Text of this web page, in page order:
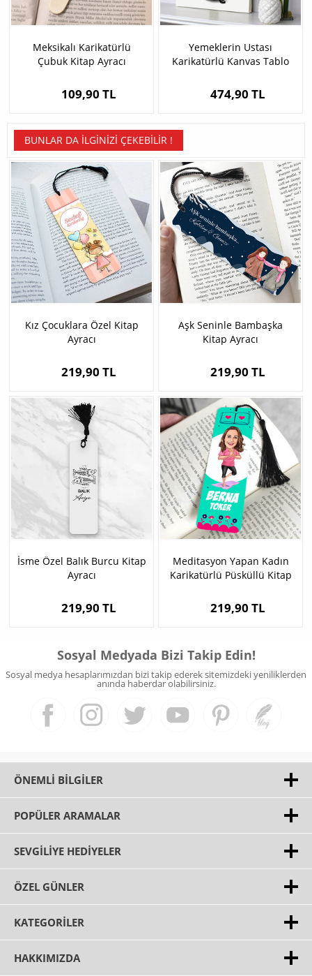
Meksikalı Karikatürlü
Çubuk Kitap Ayracı
109,90 TL
Yemeklerin Ustası
Karikatürlü Kanvas Tablo
474,90 TL
BUNLAR DA İLGINIZI ÇEKEBILIR !
Kız Çocuklara Özel Kitap
Ayracı
219,90 TL
Aşk Seninle Bambaşka
Kitap Ayracı
219,90 TL
İsme Özel Balık Burcu Kitap
Ayracı
219,90 TL
Meditasyon Yapan Kadın
Karikatürlü Püsküllü Kitap
219,90 TL
Sosyal Medyada Bizi Takip Edin!
Sosyal medya hesaplarımızdan bizi takip ederek sitemizdeki yeniliklerden
anında haberdar olabilirsiniz.
ÖNEMLI BILGILER
POPÜLER ARAMALAR
SEVGILIYE HEDIYELER
ÖZEL GÜNLER
KATEGORILER
HAKKIMIZDA